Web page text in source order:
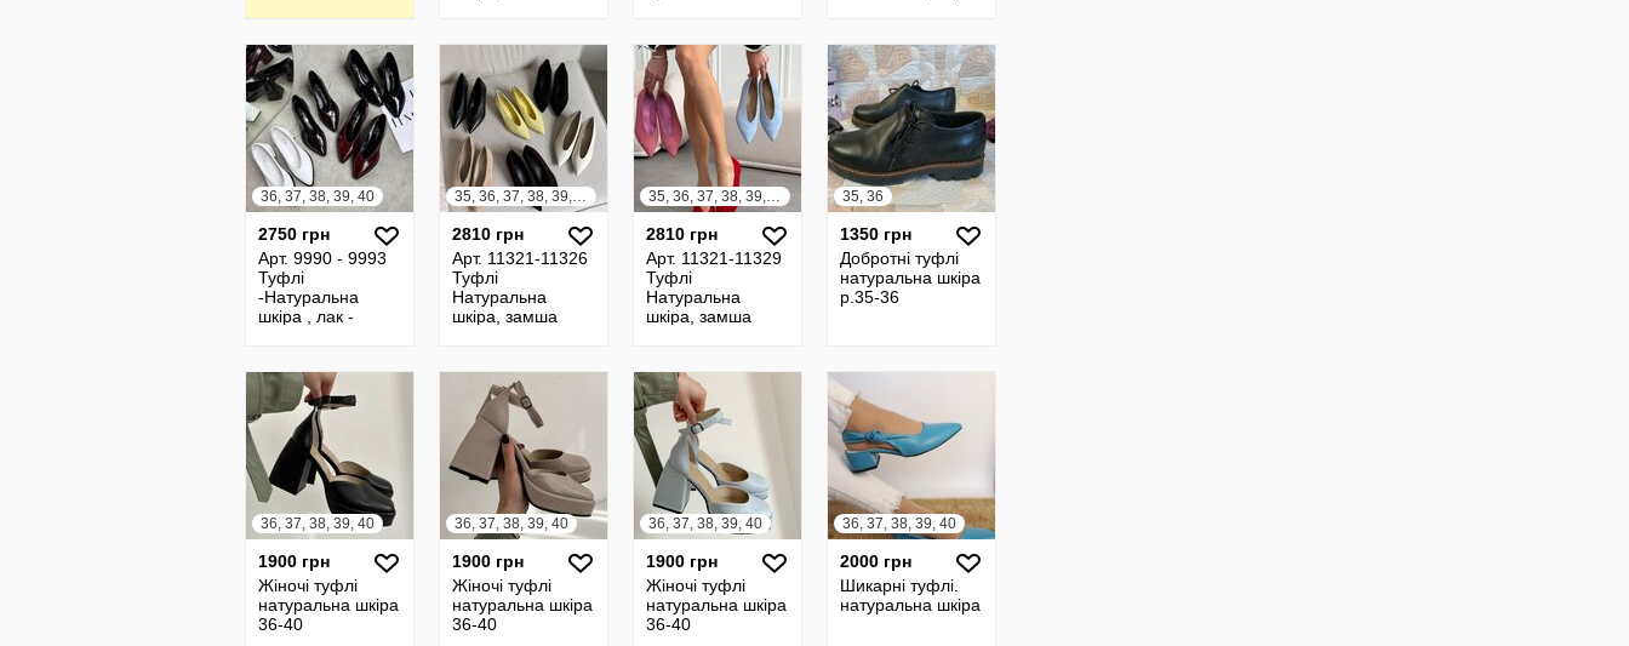
Натуральна шкіра
36, 37, 38, 39, 40
2750 грн
Арт. 9990 - 9993
Туфлі
-Натуральна
шкіра , лак -
35, 36, 37, 38, 39, 40, 41
2810 грн
Арт. 11321-11326
Туфлі
Натуральна
шкіра, замша
35, 36, 37, 38, 39, 40, 41
2810 грн
Арт. 11321-11329
Туфлі
Натуральна
шкіра, замша
35, 36
1350 грн
Добротні туфлі
натуральна шкіра
р.35-36
36, 37, 38, 39, 40
1900 грн
Жіночі туфлі
натуральна шкіра
36-40
36, 37, 38, 39, 40
1900 грн
Жіночі туфлі
натуральна шкіра
36-40
36, 37, 38, 39, 40
1900 грн
Жіночі туфлі
натуральна шкіра
36-40
36, 37, 38, 39, 40
2000 грн
Шикарні туфлі.
натуральна шкіра